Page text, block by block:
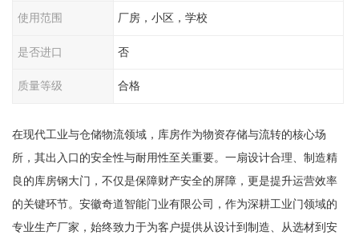
使用范围 厂房，小区，学校
是否进口 否
质量等级 合格
在现代工业与仓储物流领域，库房作为物资存储与流转的核心场
所，其出入口的安全性与耐用性至关重要。一扇设计合理、制造精
良的库房钢大门，不仅是保障财产安全的屏障，更是提升运营效率
的关键环节。安徽奇道智能门业有限公司，作为深耕工业门领域的
专业生产厂家，始终致力于为客户提供从设计到制造、从选材到安